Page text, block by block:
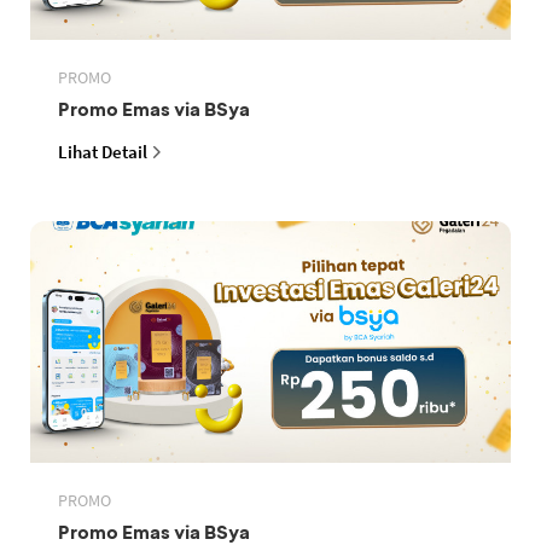
PROMO
Promo Emas via BSya
Lihat Detail
PROMO
Promo Emas via BSya